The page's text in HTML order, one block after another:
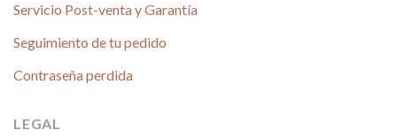
Servicio Post-venta y Garantía
Seguimiento de tu pedido
Contraseña perdida
LEGAL